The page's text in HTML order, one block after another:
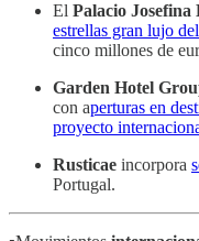
El Palacio Josefina
estrellas gran lujo
cinco millones de
Garden Hotel
con aperturas en
proyecto
Rusticae incorpora
Portugal.